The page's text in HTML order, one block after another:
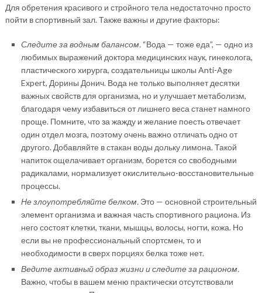
Для обретения красивого и стройного тела недостаточно просто
пойти в спортивный зал. Также важны и другие факторы:
Следите за водным балансом.“Вода — тоже еда”, — одно из
любимых выражений доктора медицинских наук, гинеколога,
пластического хирурга, создательницы школы Anti-Age
Expert, Дорины Донич. Вода не только выполняет десятки
важных свойств для организма, но и улучшает метаболизм,
благодаря чему избавиться от лишнего веса станет намного
проще. Помните, что за жажду и желание поесть отвечает
один отдел мозга, поэтому очень важно отличать одно от
другого. Добавляйте в стакан воды дольку лимона. Такой
напиток ощелачивает организм, борется со свободными
радикалами, нормализует окислительно-восстановительные
процессы.
Не злоупотребляйте белком.Это — основной строительный
элемент организма и важная часть спортивного рациона. Из
него состоят клетки, ткани, мышцы, волосы, ногти, кожа. Но
если вы не профессиональный спортсмен, то и
необходимости в сверх порциях белка тоже нет.
Ведите активный образ жизни и следите за рационом.
Важно, чтобы в вашем меню практически отсутствовали